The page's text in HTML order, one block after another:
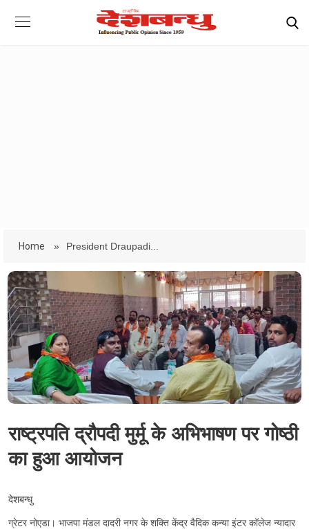
Home » President Draupadi...
राष्ट्रपति द्रौपदी मुर्मू के अभिभाषण पर गोष्ठी
का हुआ आयोजन
देशबन्धु
ग्रेटर नोएडा। भाजपा मंडल दादरी नगर के शक्ति केंद्र वैदिक कन्या इंटर कॉलेज न्यादार